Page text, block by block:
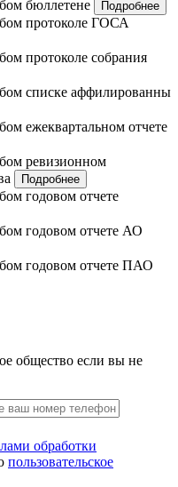
бюллетене Подробнее
протоколе ГОСА
протоколе собрания
списке аффилированны
ежеквартальном отчете
ревизионном
Подробнее
годовом отчете
годовом отчете АО
годовом отчете ПАО
общество если вы не
обработки
пользовательское